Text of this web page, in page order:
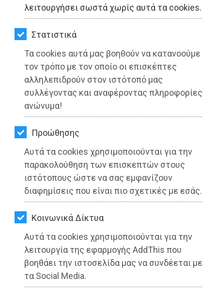
λειτουργήσει σωστά χωρίς αυτά τα cookies.
Στατιστικά
Τα cookies αυτά μας βοηθούν να κατανοούμε
τον τρόπο με τον οποίο οι επισκέπτες
αλληλεπιδρούν στον ιστότοπό μας
συλλέγοντας και αναφέροντας πληροφορίες
ανώνυμα!
Προώθησης
Αυτά τα cookies χρησιμοποιούνται για την
παρακολούθηση των επισκεπτών στους
ιστότοπους ώστε να σας εμφανίζουν
διαφημίσεις που είναι πιο σχετικές με εσάς.
Kοινωνικά Δίκτυα
Αυτά τα cookies χρησιμοποιούνται για την
λειτουργία της εφαρμογής AddThis που
βοηθάει την ιστοσελίδα μας να συνδέεται με
τα Social Media.
ΥΓΕΙΑ
LIFESTYLE
ΤΑΞΙΔΙΑ
ΕΞΟΔΟΣ
ΠΕΡΙΒΑΛΛΟΝ
ΚΑΤΟΙΚΙΔΙΟ
ΑΓΓΕΛΙΕΣ
ΕΦΗΜΕΡΙΔΕΣ
OΔΗΓΟΣ
ΑΓΟΡΑΣ
ΨΙΘΥΡΟΙ
ΑΠΟΣΤΟΛΗ
ΑΡΘΡΩΝ
Γιώργος Πατούλης: «Δεν ξεχνάμε.
Ποτέ ξανά δεν θα επιτρέψουμε να
χαθούν τόσο άδικα ανθρώπινες ζωές»
Διαβάστηκε 2533 φορές
23-07-2021
Από τo Dimotisnews